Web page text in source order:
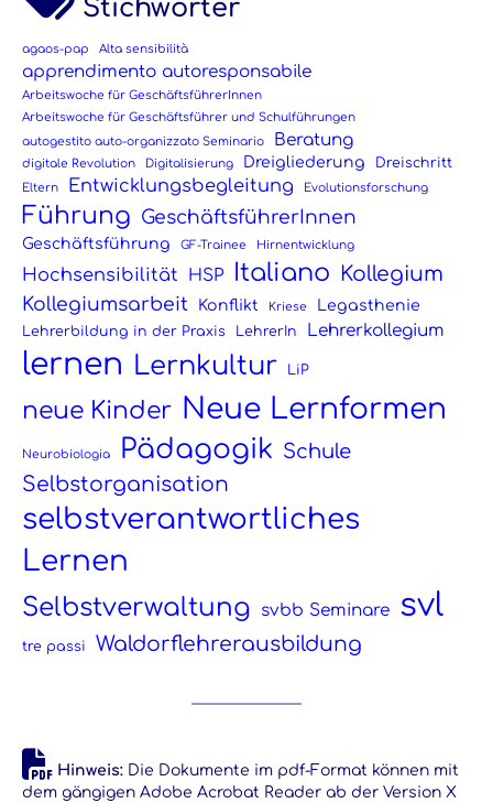
Stichwörter
agaos-pap Alta sensibilità
apprendimento autoresponsabile
Arbeitswoche für GeschäftsführerInnen
Arbeitswoche für Geschäftsführer und Schulführungen
autogestito auto-organizzato Seminario
Beratung
digitale Revolution Digitalisierung Dreigliederung Dreischritt
Eltern Entwicklungsbegleitung Evolutionsforschung
Führung GeschäftsführerInnen
Geschäftsführung GF-Trainee Hirnentwicklung
Hochsensibilität HSP Italiano Kollegium
Kollegiumsarbeit Konflikt Kriese Legasthenie
Lehrerbildung in der Praxis LehrerIn Lehrerkollegium
lernen Lernkultur LiP
neue Kinder Neue Lernformen
Neurobiologia Pädagogik Schule
Selbstorganisation
selbstverantwortliches
Lernen
Selbstverwaltung svbb Seminare svl
tre passi Waldorflehrerausbildung
Hinweis: Die Dokumente im pdf-Format können mit
dem gängigen Adobe Acrobat Reader ab der Version X